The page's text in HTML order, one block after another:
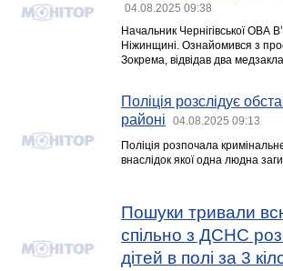
04.08.2025 09:38
Начальник Чернігівської ОВА
Ніжинщині. Ознайомився з
Зокрема, відвідав два
Поліція розслідує
районі
04.08.2025 09:13
Поліція розпочала
внаслідок якої одна людна
Пошуки тривали всю
спільно з ДСНС
дітей в полі за 3